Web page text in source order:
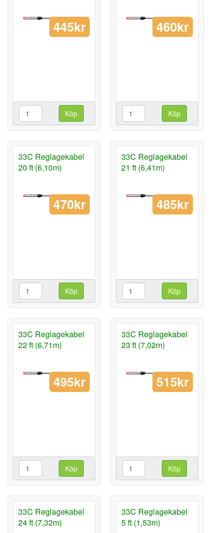
445kr
Köp
460kr
Köp
33C Reglagekabel
20 ft (6,10m)
470kr
Köp
33C Reglagekabel
21 ft (6,41m)
485kr
Köp
33C Reglagekabel
22 ft (6,71m)
495kr
Köp
33C Reglagekabel
23 ft (7,02m)
515kr
Köp
33C Reglagekabel
24 ft (7,32m)
33C Reglagekabel
5 ft (1,53m)